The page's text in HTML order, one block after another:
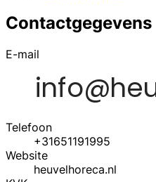
Contactgegevens
E-mail
Telefoon
+31651191995
Website
heuvelhoreca.nl